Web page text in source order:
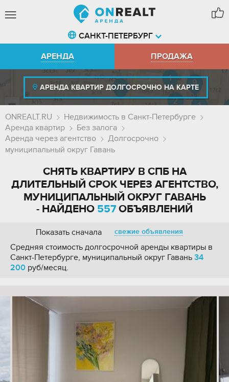
САНКТ-ПЕТЕРБУРГ
АРЕНДА
ПРОДАЖА
АРЕНДА КВАРТИР ДОЛГОСРОЧНО НА КАРТЕ
ONREALT.RU
Недвижимость в Санкт-Петербурге
Аренда квартир
Без залога
Аренда через агентство
Долгосрочно
муниципальный округ Гавань
СНЯТЬ КВАРТИРУ В СПБ НА
ДЛИТЕЛЬНЫЙ СРОК ЧЕРЕЗ АГЕНТСТВО,
МУНИЦИПАЛЬНЫЙ ОКРУГ ГАВАНЬ
- НАЙДЕНО 557 ОБЪЯВЛЕНИЙ
Показать сначала свежие объявления
Средняя стоимость долгосрочной аренды квартиры в
Санкт-Петербурге, муниципальный округ Гавань 34
200 руб/месяц.